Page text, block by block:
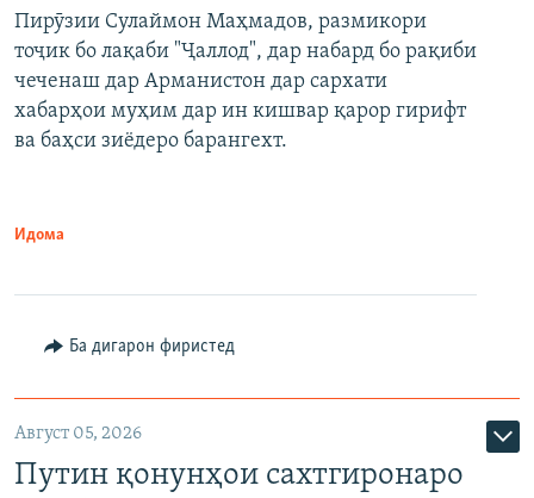
Auto 240p 360p 480p
720p 1080p
360p
480p
Пирӯзии Сулаймон Маҳмадов, размикори
тоҷик бо лақаби "Ҷаллод", дар набард бо рақиби
чеченаш дар Арманистон дар сархати
хабарҳои муҳим дар ин кишвар қарор гирифт
ва баҳси зиёдеро барангехт.
Идома
Ба дигарон фиристед
Август 05, 2026
Путин қонунҳои сахтгиронаро